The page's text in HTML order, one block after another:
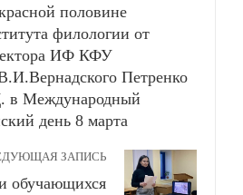
половине
филологии от
ИФ КФУ
Петренко
в Международный
день 8 марта
ЗАПИСЬ
обучающихся